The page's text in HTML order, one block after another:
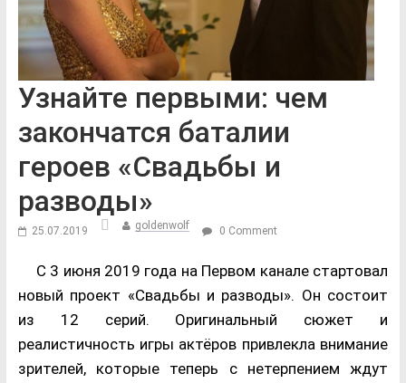
Узнайте первыми: чем
закончатся баталии
героев «Свадьбы и
разводы»
25.07.2019 goldenwolf 0 Comment
С 3 июня 2019 года на Первом канале стартовал
новый проект «Свадьбы и разводы». Он состоит
из 12 серий. Оригинальный сюжет и
реалистичность игры актёров привлекла внимание
зрителей, которые теперь с нетерпением ждут